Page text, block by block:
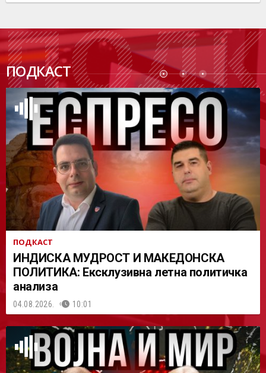
ПОДКАСТ
ПОДК
АСТ
ПОДКАСТ
ИНДИСКА МУДРОСТ И МАКЕДОНСКА
ПОЛИТИКА: Ексклузивна летна политичка
анализа
04.08.2026. 10:01